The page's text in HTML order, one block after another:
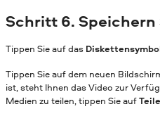
Schritt 6. Speichern
Tippen Sie auf das
Tippen Sie auf dem neuen
ist, steht Ihnen das Video zur
Medien zu teilen, tippen Sie auf